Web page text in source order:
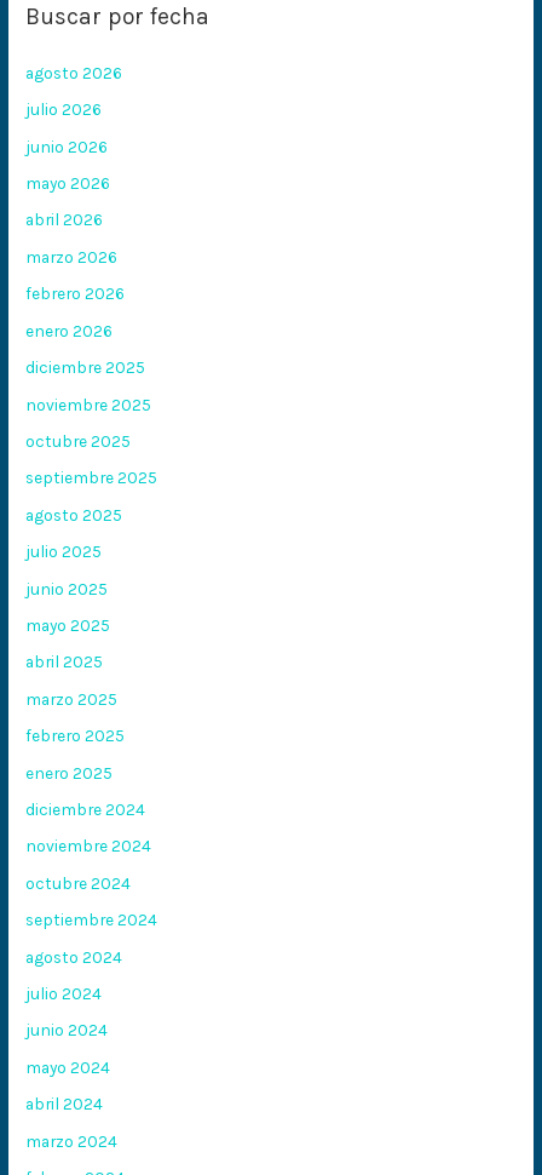
Buscar por fecha
agosto 2026
julio 2026
junio 2026
mayo 2026
abril 2026
marzo 2026
febrero 2026
enero 2026
diciembre 2025
noviembre 2025
octubre 2025
septiembre 2025
agosto 2025
julio 2025
junio 2025
mayo 2025
abril 2025
marzo 2025
febrero 2025
enero 2025
diciembre 2024
noviembre 2024
octubre 2024
septiembre 2024
agosto 2024
julio 2024
junio 2024
mayo 2024
abril 2024
marzo 2024